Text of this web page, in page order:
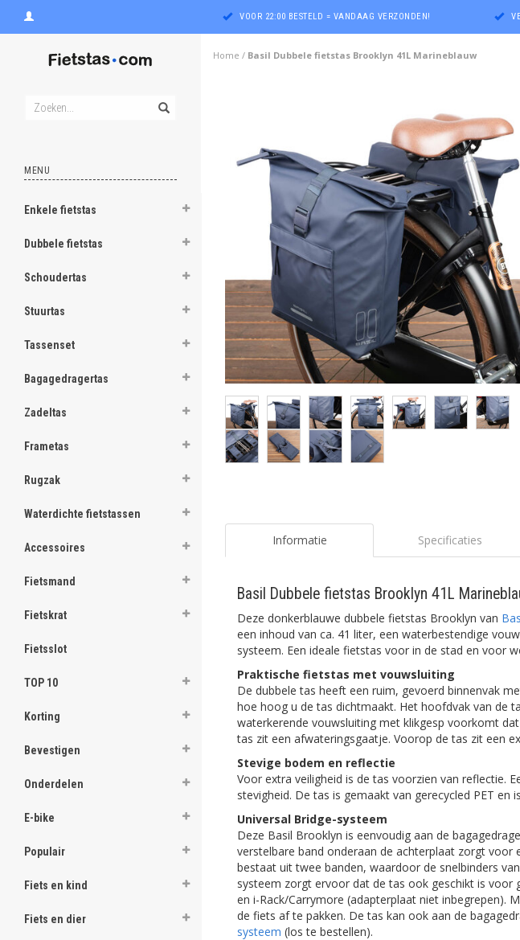
VOOR 22:00 BESTELD = VANDAAG VERZONDEN!
MENU
Enkele fietstas
Dubbele fietstas
Schoudertas
Stuurtas
Tassenset
Bagagedragertas
Zadeltas
Frametas
Rugzak
Waterdichte fietstassen
Accessoires
Fietsmand
Fietskrat
Fietsslot
TOP 10
Korting
Bevestigen
Onderdelen
E-bike
Populair
Fiets en kind
Fiets en dier
Home / Basil Dubbele fietstas Brooklyn 41L Marineblauw
Informatie Specificaties
Basil Dubbele fietstas Brooklyn 41L
Deze donkerblauwe dubbele fietstas Brooklyn van
een inhoud van ca. 41 liter, een waterbestendige
systeem. Een ideale fietstas voor in de stad en voor
Praktische fietstas met vouwsluiting
De dubbele tas heeft een ruim, gevoerd binnenvak
hoe hoog u de tas dichtmaakt. Het hoofdvak van de
waterkerende vouwsluiting met klikgesp voorkomt
tas zit een afwateringsgaatje. Voorop de tas zit een
Stevige bodem en reflectie
Voor extra veiligheid is de tas voorzien van reflectie.
stevigheid. De tas is gemaakt van gerecycled PET en
Universal Bridge-systeem
Deze Basil Brooklyn is eenvoudig aan de
verstelbare band onderaan de achterplaat zorgt voor
bestaat uit twee banden, waardoor de snelbinders
systeem zorgt ervoor dat de tas ook geschikt is voor
en i-Rack/Carrymore (adapterplaat niet inbegrepen).
de fiets af te pakken. De tas kan ook aan de
systeem (los te bestellen).